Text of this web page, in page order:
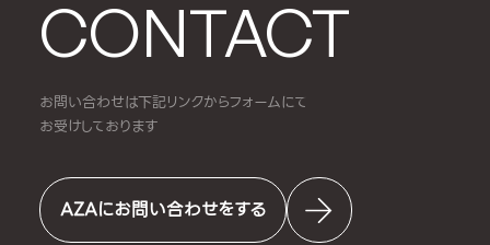
CONTACT
お問い合わせは下記リンクからフォームにて
お受けしております
AZAにお問い合わせをする